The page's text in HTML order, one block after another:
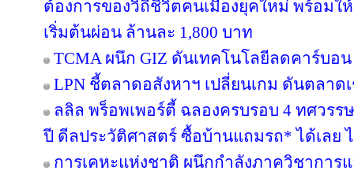
ต้องการของวิถีชีวิตคนเมืองยุคใหม่ พร้อมให้
เริ่มต้นผ่อน ล้านละ 1,800 บาท
TCMA ผนึก GIZ ดันเทคโนโลยีลดคาร์บอน
LPN ชี้ตลาดอสังหาฯ เปลี่ยนเกม ดันตลา
ลลิล พร็อพเพอร์ตี้ ฉลองครบรอบ 4 ทศวรร
ปี ดีลประวัติศาสตร์ ซื้อบ้านแถมรถ* ได้เลย
การเคหะแห่งชาติ ผนึกกำลังภาควิชาการ